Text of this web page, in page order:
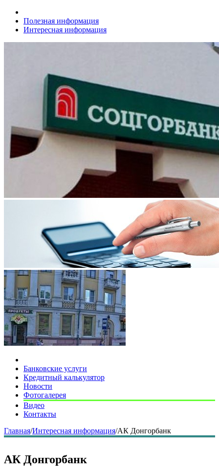
Полезная информация
Интересная информация
Банковские услуги
Кредитный калькулятор
Новости
Фотогалерея
Видео
Контакты
Главная/Интересная информация/АК Донгорбанк
АК Донгорбанк